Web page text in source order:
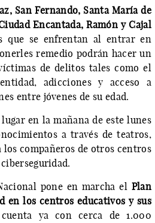
San Fernando, Santa María de
Encantada, Ramón y Cajal
que se enfrentan al entrar en
remedio podrán hacer un
de delitos tales como el
adicciones y acceso a
entre jóvenes de su edad.
en la mañana de este lunes
a través de teatros,
los compañeros de otros centros
pone en marcha el Plan
en los centros educativos y sus
ya con cerca de 1.000